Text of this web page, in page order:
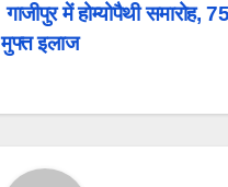
Post
navigation
गाजीपुर में होम्योपैथी समारोह,
मुफ्त इलाज